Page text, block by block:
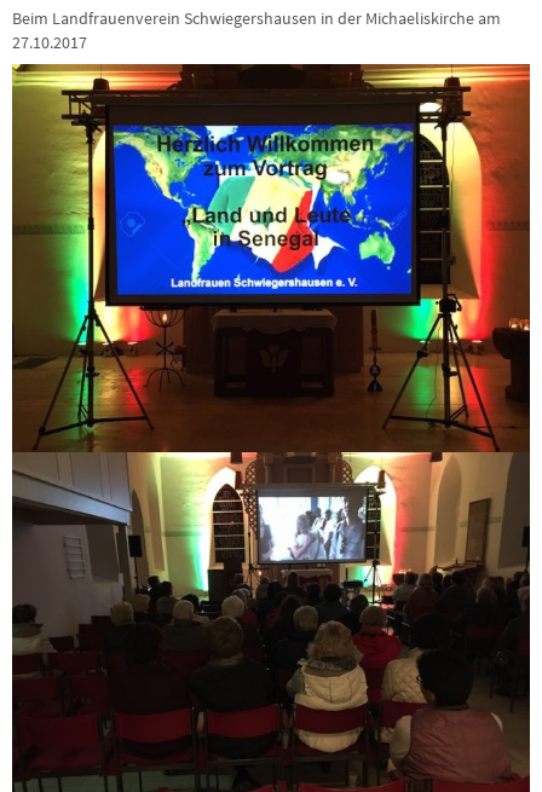
Beim Landfrauenverein Schwiegershausen in der Michaeliskirche am
27.10.2017